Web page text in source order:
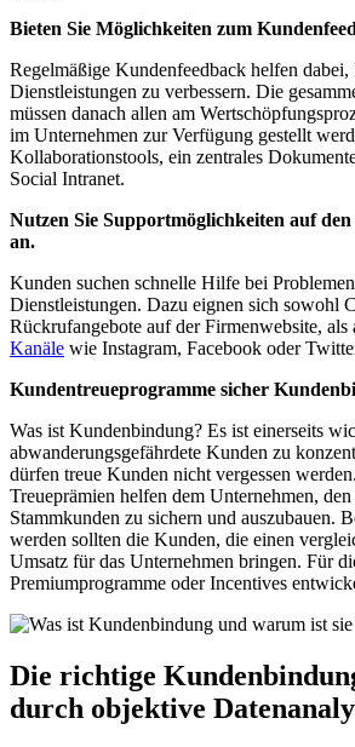
Bieten Sie Möglichkeiten zum
Regelmäßige Kundenfeedback helfen dabei,
Dienstleistungen zu verbessern. Die
müssen danach allen am
im Unternehmen zur Verfügung gestellt
Kollaborationstools, ein zentrales
Social Intranet.
Nutzen Sie Supportmöglichkeiten auf
an.
Kunden suchen schnelle Hilfe bei
Dienstleistungen. Dazu eignen sich sowohl
Rückrufangebote auf der Firmenwebsite, als
Kanäle wie Instagram, Facebook oder
Kundentreueprogramme sicher
Was ist Kundenbindung? Es ist einerseits
abwanderungsgefährdete Kunden zu
dürfen treue Kunden nicht vergessen
Treueprämien helfen dem Unternehmen, den
Stammkunden zu sichern und auszubauen.
werden sollten die Kunden, die einen
Umsatz für das Unternehmen bringen. Für
Premiumprogramme oder Incentives
Die richtige
durch objektive